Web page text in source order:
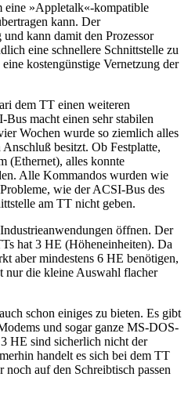
eine »Appletalk«-kompatible
kann. Der
kann damit den Prozessor
eine schnellere Schnittstelle zu
kostengünstige Vernetzung der
dem TT einen weiteren
Bus macht einen sehr stabilen
Wochen wurde so ziemlich alles
Anschluß besitzt. Ob Festplatte,
(Ethernet), alles konnte
Alle Kommandos wurden wie
wie der ACSI-Bus des
am TT nicht geben.
öffnen. Der
hat 3 HE (Höheneinheiten). Da
aber mindestens 6 HE benötigen,
nur die kleine Auswahl flacher
schon einiges zu bieten. Es gibt
und sogar ganze MS-DOS-
HE sind sicherlich nicht der
handelt es sich bei dem TT
auf den Schreibtisch passen